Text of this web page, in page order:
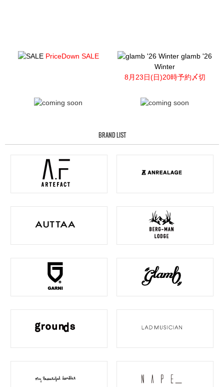
PriceDown SALE
glamb '26
Winter
8月23日(日)20時予約〆切
BRAND LIST